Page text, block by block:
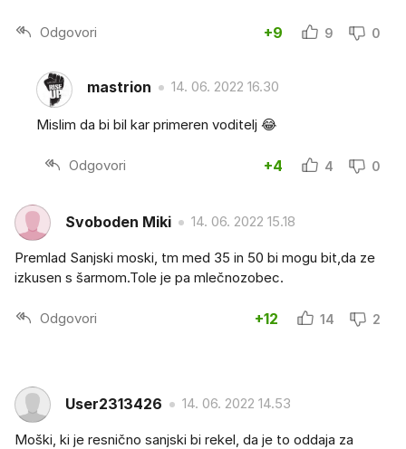
Odgovori +9 9 0
mastrion 14. 06. 2022 16.30
Mislim da bi bil kar primeren voditelj 😂
Odgovori +4 4 0
Svoboden Miki 14. 06. 2022 15.18
Premlad Sanjski moski, tm med 35 in 50 bi mogu bit,da ze
izkusen s šarmom.Tole je pa mlečnozobec.
Odgovori +12 14 2
User2313426 14. 06. 2022 14.53
Moški, ki je resnično sanjski bi rekel, da je to oddaja za